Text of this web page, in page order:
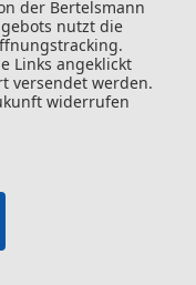
der Bertelsmann
nutzt die
Links angeklickt
versendet werden.
widerrufen